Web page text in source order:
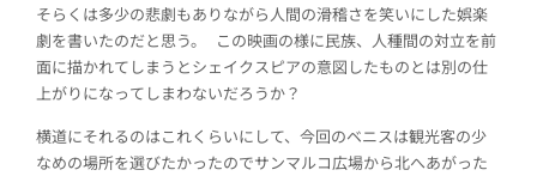
そらくは多少の悲劇もありながら人間の滑稽さを笑いにした娯楽
劇を書いたのだと思う。 この映画の様に民族、人種間の対立を前
面に描かれてしまうとシェイクスピアの意図したものとは別の仕
上がりになってしまわないだろうか？
横道にそれるのはこれくらいにして、今回のベニスは観光客の少
なめの場所を選びたかったのでサンマルコ広場から北へあがった